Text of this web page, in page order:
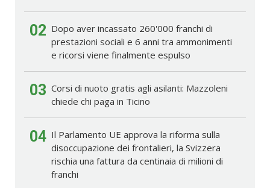
02 Dopo aver incassato 260'000 franchi di
prestazioni sociali e 6 anni tra ammonimenti
e ricorsi viene finalmente espulso
03 Corsi di nuoto gratis agli asilanti: Mazzoleni
chiede chi paga in Ticino
04 Il Parlamento UE approva la riforma sulla
disoccupazione dei frontalieri, la Svizzera
rischia una fattura da centinaia di milioni di
franchi